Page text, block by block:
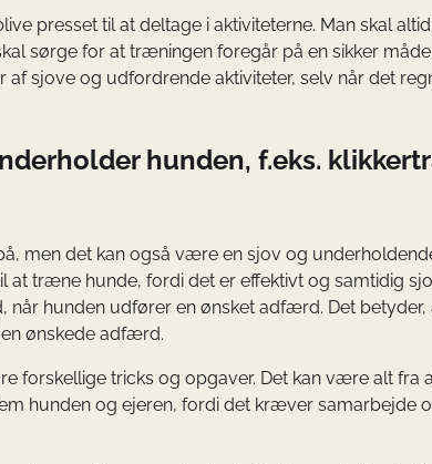
presset til at deltage i aktiviteterne. Man skal
sørge for at træningen foregår på en sikker
sjove og udfordrende aktiviteter, selv når det
hunden, f.eks.
men det kan også være en sjov og
træne hunde, fordi det er effektivt og samtidig
hunden udfører en ønsket adfærd. Det betyder,
ønskede adfærd.
forskellige tricks og opgaver. Det kan være alt fra
hunden og ejeren, fordi det kræver samarbejde